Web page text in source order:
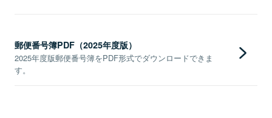
郵便番号簿PDF（2025年度版）
2025年度版郵便番号簿をPDF形式でダウンロードできま
す。